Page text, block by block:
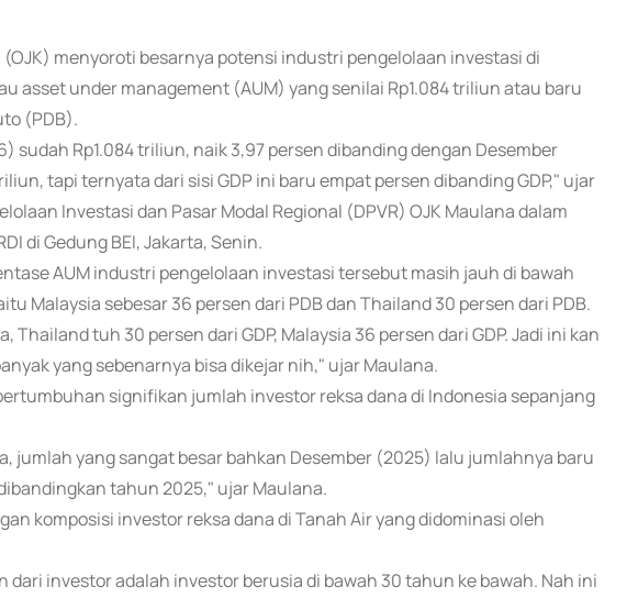
menyoroti besarnya potensi industri pengelolaan investasi di
asset under management (AUM) yang senilai Rp1.084 triliun atau baru
(PDB).
sudah Rp1.084 triliun, naik 3,97 persen dibanding dengan Desember
tapi ternyata dari sisi GDP ini baru empat persen dibanding GDP," ujar
Investasi dan Pasar Modal Regional (DPVR) OJK Maulana dalam
di Gedung BEI, Jakarta, Senin.
AUM industri pengelolaan investasi tersebut masih jauh di bawah
Malaysia sebesar 36 persen dari PDB dan Thailand 30 persen dari PDB.
tuh 30 persen dari GDP, Malaysia 36 persen dari GDP. Jadi ini kan
yang sebenarnya bisa dikejar nih," ujar Maulana.
signifikan jumlah investor reksa dana di Indonesia sepanjang
jumlah yang sangat besar bahkan Desember (2025) lalu jumlahnya baru
tahun 2025," ujar Maulana.
komposisi investor reksa dana di Tanah Air yang didominasi oleh
dari investor adalah investor berusia di bawah 30 tahun ke bawah. Nah ini